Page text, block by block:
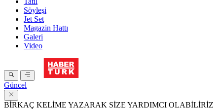
Söyleşi
Jet Set
Magazin Hattı
Galeri
Video
Güncel
BİRKAÇ KELİME YAZARAK SİZE YARDIMCI OLABİLİRİZ